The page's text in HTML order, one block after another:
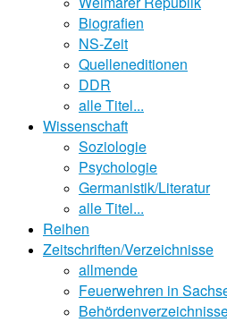
Biografien
NS-Zeit
Quelleneditionen
DDR
alle Titel...
Wissenschaft
Soziologie
Psychologie
Germanistik/Literatur
alle Titel...
Reihen
Zeitschriften/Verzeichnisse
allmende
Feuerwehren in